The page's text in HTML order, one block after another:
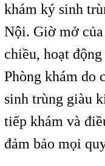
khám ký sinh
Nội. Giờ mở
chiều, hoạt
Phòng khám do
sinh trùng giàu
tiếp khám và
đảm bảo mọi